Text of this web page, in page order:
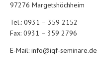
97276 Margetshöchheim
Tel.: 0931 – 359 2152
Fax: 0931 – 359 2796
E-Mail: info@iqf-seminare.de